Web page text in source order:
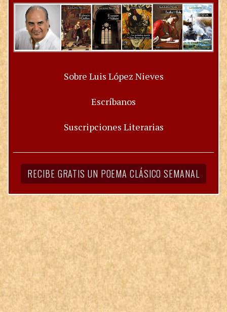
Sobre Luis López Nieves
Escríbanos
Suscripciones Literarias
RECIBE GRATIS UN POEMA CLÁSICO SEMANAL